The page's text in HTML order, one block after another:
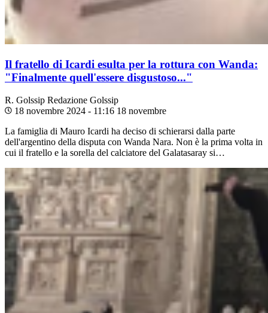
Il fratello di Icardi esulta per la rottura con Wanda:
"Finalmente quell'essere disgustoso..."
R. Golssip Redazione Golssip
18 novembre 2024 - 11:16 18 novembre
La famiglia di Mauro Icardi ha deciso di schierarsi dalla parte
dell'argentino della disputa con Wanda Nara. Non è la prima volta in
cui il fratello e la sorella del calciatore del Galatasaray si…